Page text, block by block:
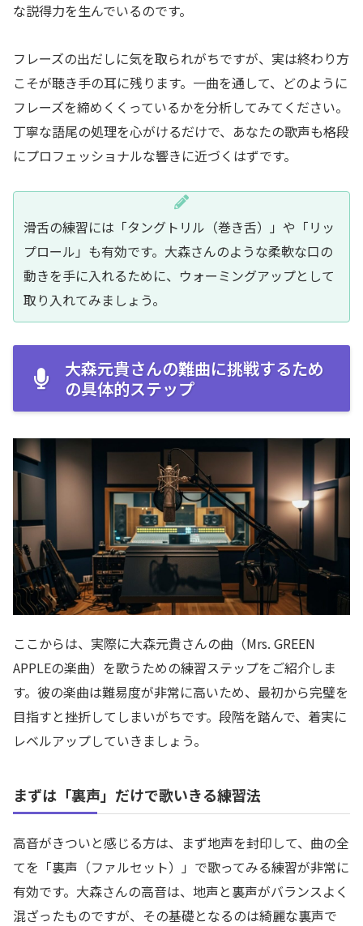
な説得力を生んでいるのです。
フレーズの出だしに気を取られがちですが、実は終わり方
こそが聴き手の耳に残ります。一曲を通して、どのように
フレーズを締めくくっているかを分析してみてください。
丁寧な語尾の処理を心がけるだけで、あなたの歌声も格段
にプロフェッショナルな響きに近づくはずです。
滑舌の練習には「タングトリル（巻き舌）」や「リッ
プロール」も有効です。大森さんのような柔軟な口の
動きを手に入れるために、ウォーミングアップとして
取り入れてみましょう。
大森元貴さんの難曲に挑戦するため
の具体的ステップ
ここからは、実際に大森元貴さんの曲（Mrs. GREEN
APPLEの楽曲）を歌うための練習ステップをご紹介しま
す。彼の楽曲は難易度が非常に高いため、最初から完璧を
目指すと挫折してしまいがちです。段階を踏んで、着実に
レベルアップしていきましょう。
まずは「裏声」だけで歌いきる練習法
高音がきついと感じる方は、まず地声を封印して、曲の全
てを「裏声（ファルセット）」で歌ってみる練習が非常に
有効です。大森さんの高音は、地声と裏声がバランスよく
混ざったものですが、その基礎となるのは綺麗な裏声で